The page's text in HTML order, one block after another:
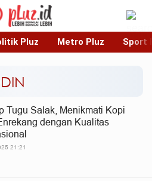
Pluz Metro Pluz Sport
Tugu Salak, Menikmati Kopi
dengan Kualitas
21:21